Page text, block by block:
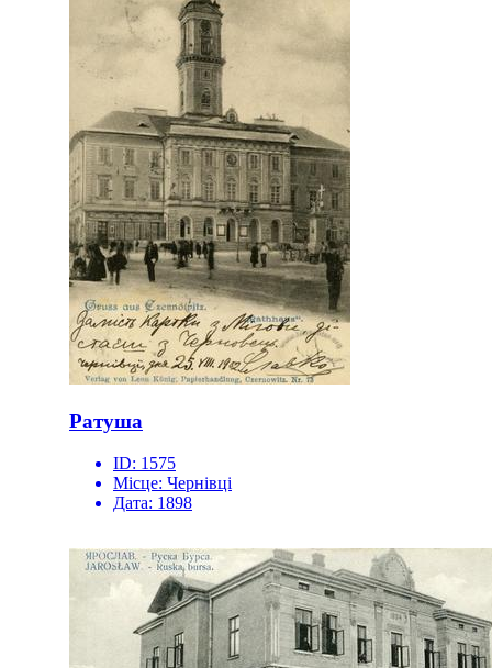
Ратуша
ID: 1575
Місце: Чернівці
Дата: 1898